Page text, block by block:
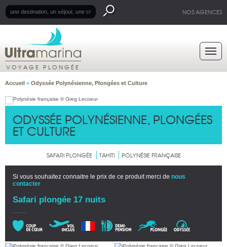
NOS AGENCES
VOYAGE PLONGÉE
Accueil > Odyssée Polynésienne, Plongées et Culture
ODYSSÉE POLYNÉSIENNE, PLONGÉES
ET CULTURE
SAFARI PLONGÉE TAHITI POLYNÉSIE FRANÇAISE
Si vous souhaitez connaitre le prix de ce produit merci de nous
contacter
Safari plongée 17 nuits